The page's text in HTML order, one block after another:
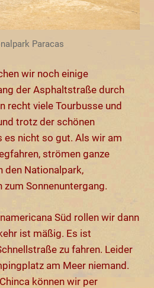
Paracas
wir noch einige
der Asphaltstraße durch
recht viele Tourbusse und
trotz der schönen
es nicht so gut. Als wir am
strömen ganze
den Nationalpark,
Sonnenuntergang.
Süd rollen wir dann
ist mäßig. Es ist
zu fahren. Leider
am Meer niemand.
können wir per